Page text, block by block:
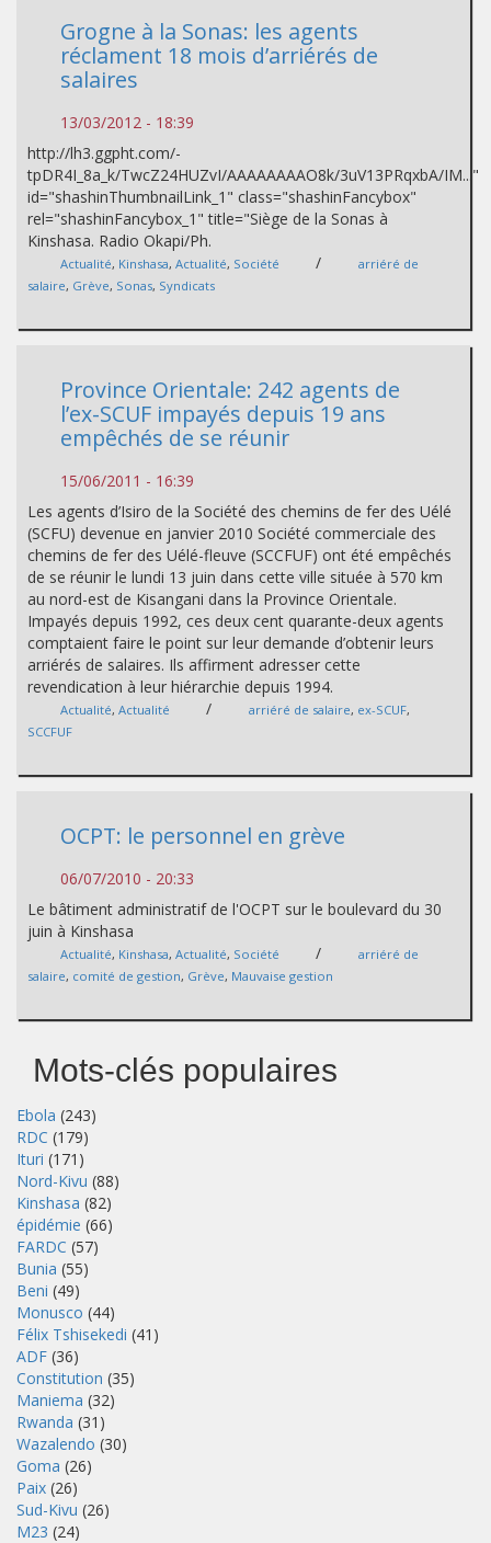
Grogne à la Sonas: les agents
réclament 18 mois d’arriérés de
salaires
13/03/2012 - 18:39
http://lh3.ggpht.com/-
tpDR4I_8a_k/TwcZ24HUZvI/AAAAAAAAO8k/3uV13PRqxbA/IM..."
id="shashinThumbnailLink_1" class="shashinFancybox"
rel="shashinFancybox_1" title="Siège de la Sonas à
Kinshasa. Radio Okapi/Ph.
Actualité, Kinshasa, Actualité, Société /
arriéré de
salaire, Grève, Sonas, Syndicats
Province Orientale: 242 agents de
l’ex-SCUF impayés depuis 19 ans
empêchés de se réunir
15/06/2011 - 16:39
Les agents d’Isiro de la Société des chemins de fer des Uélé
(SCFU) devenue en janvier 2010 Société commerciale des
chemins de fer des Uélé-fleuve (SCCFUF) ont été empêchés
de se réunir le lundi 13 juin dans cette ville située à 570 km
au nord-est de Kisangani dans la Province Orientale.
Impayés depuis 1992, ces deux cent quarante-deux agents
comptaient faire le point sur leur demande d’obtenir leurs
arriérés de salaires. Ils affirment adresser cette
revendication à leur hiérarchie depuis 1994.
Actualité, Actualité / arriéré de salaire, ex-SCUF,
SCCFUF
OCPT: le personnel en grève
06/07/2010 - 20:33
Le bâtiment administratif de l'OCPT sur le boulevard du 30
juin à Kinshasa
Actualité, Kinshasa, Actualité, Société /
arriéré de
salaire, comité de gestion, Grève, Mauvaise gestion
Mots-clés populaires
Ebola (243)
RDC (179)
Ituri (171)
Nord-Kivu (88)
Kinshasa (82)
épidémie (66)
FARDC (57)
Bunia (55)
Beni (49)
Monusco (44)
Félix Tshisekedi (41)
ADF (36)
Constitution (35)
Maniema (32)
Rwanda (31)
Wazalendo (30)
Goma (26)
Paix (26)
Sud-Kivu (26)
M23 (24)